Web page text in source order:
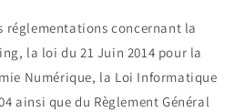
réglementations concernant la
la loi du 21 Juin 2014 pour la
Numérique, la Loi Informatique
ainsi que du Règlement Général